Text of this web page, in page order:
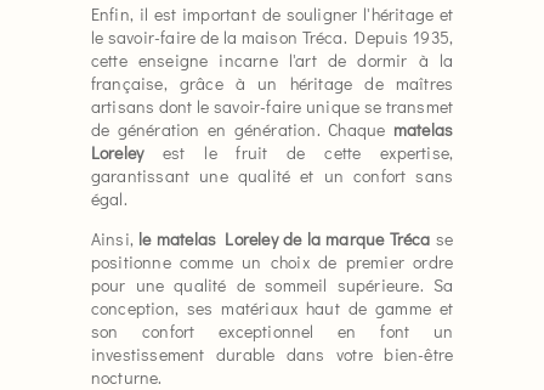
Enfin, il est important de souligner l'héritage et
le savoir-faire de la maison Tréca. Depuis 1935,
cette enseigne incarne l'art de dormir à la
française, grâce à un héritage de maîtres
artisans dont le savoir-faire unique se transmet
de génération en génération. Chaque matelas
Loreleyest le fruit de cette expertise,
garantissant une qualité et un confort sans
égal.
Ainsi, le matelas Loreley de la marque Tréca se
positionne comme un choix de premier ordre
pour une qualité de sommeil supérieure. Sa
conception, ses matériaux haut de gamme et
son confort exceptionnel en font un
investissement durable dans votre bien-être
nocturne.